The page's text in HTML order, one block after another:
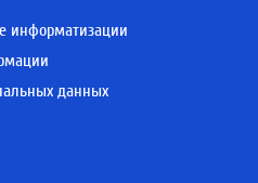
информатизации
данных